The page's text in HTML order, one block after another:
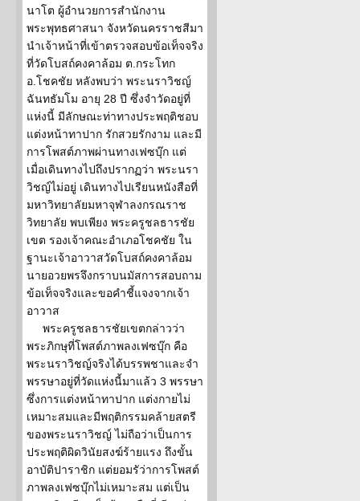
นาโต ผู้อำนวยการสำนักงาน
พระพุทธศาสนา จังหวัดนครราชสีมา
นำเจ้าหน้าที่เข้าตรวจสอบข้อเท็จจริง
ที่วัดโบสถ์คงคาล้อม ต.กระโทก
อ.โชคชัย หลังพบว่า พระนราวิชญ์
ฉันทธัมโม อายุ 28 ปี ซึ่งจำวัดอยู่ที่
แห่งนี้ มีลักษณะท่าทางประพฤติชอบ
แต่งหน้าทาปาก รักสวยรักงาม และมี
การโพสต์ภาพผ่านทางเฟซบุ๊ก แต่
เมื่อเดินทางไปถึงปรากฏว่า พระนรา
วิชญ์ไม่อยู่ เดินทางไปเรียนหนังสือที่
มหาวิทยาลัยมหาจุฬาลงกรณราช
วิทยาลัย พบเพียง พระครูชลธารชัย
เขต รองเจ้าคณะอำเภอโชคชัย ใน
ฐานะเจ้าอาวาสวัดโบสถ์คงคาล้อม
นายอวยพรจึงกราบนมัสการสอบถาม
ข้อเท็จจริงและขอคำชี้แจงจากเจ้า
อาวาส
พระครูชลธารชัยเขตกล่าวว่า
พระภิกษุที่โพสต์ภาพลงเฟซบุ๊ก คือ
พระนราวิชญ์จริงได้บรรพชาและจำ
พรรษาอยู่ที่วัดแห่งนี้มาแล้ว 3 พรรษา
ซึ่งการแต่งหน้าทาปาก แต่งกายไม่
เหมาะสมและมีพฤติกรรมคล้ายสตรี
ของพระนราวิชญ์ ไม่ถือว่าเป็นการ
ประพฤติผิดวินัยสงฆ์ร้ายแรง ถึงขั้น
อาบัติปาราชิก แต่ยอมรัว่าการโพสต์
ภาพลงเฟซบุ๊กไม่เหมาะสม แต่เป็น